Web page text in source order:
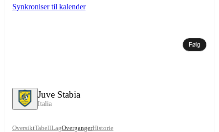
Juve Stabia
Italia
Synkroniser til kalender
Følg
OversiktTabellLagOvergangerHistorie